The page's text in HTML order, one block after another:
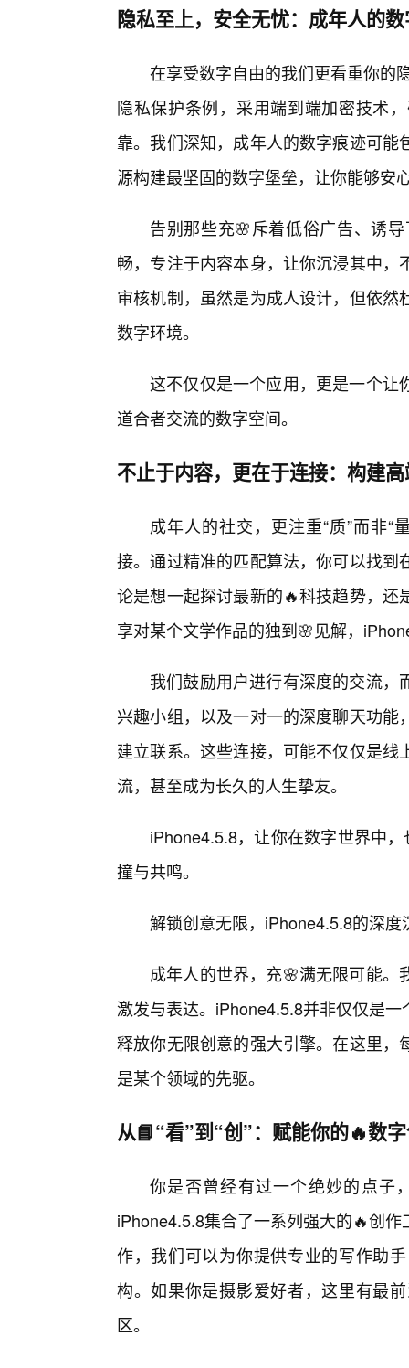
隐私至上，安全无忧：成年人的
在享受数字自由的我们更看重你的
隐私保护条例，采用端到端加密技术
靠。我们深知，成年人的数字痕迹可
源构建最坚固的数字堡垒，让你能够安
告别那些充🌸斥着低俗广告、诱
畅，专注于内容本身，让你沉浸其中
审核机制，虽然是为成人设计，但依
数字环境。
这不仅仅是一个应用，更是一个让
道合者交流的数字空间。
不止于内容，更在于连接：构建
成年人的社交，更注重“质”而非“
接。通过精准的匹配算法，你可以找
论是想一起探讨最新的🔥科技趋势，
享对某个文学作品的独到🌸见解，
我们鼓励用户进行有深度的交流
兴趣小组，以及一对一的深度聊天功
建立联系。这些连接，可能不仅仅是
流，甚至成为长久的人生挚友。
iPhone4.5.8，让你在数字世界中
撞与共鸣。
解锁创意无限，iPhone4.5.8的深度
成年人的世界，充🌸满无限可能
激发与表达。iPhone4.5.8并非仅仅是
释放你无限创意的强大引擎。在这里
是某个领域的先驱。
从📘“看”到“创”：赋能你的🔥数
你是否曾经有过一个绝妙的点子
iPhone4.5.8集合了一系列强大的🔥创
作，我们可以为你提供专业的写作助
构。如果你是摄影爱好者，这里有最
区。